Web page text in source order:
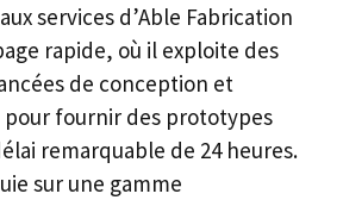
services d’Able Fabrication
rapide, où il exploite des
de conception et
pour fournir des prototypes
remarquable de 24 heures.
sur une gamme